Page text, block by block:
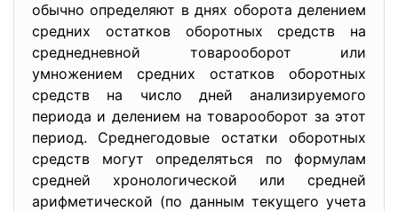
обычно определяют в днях оборота делением
средних остатков оборотных средств на
среднедневной товарооборот или
умножением средних остатков оборотных
средств на число дней анализируемого
периода и делением на товарооборот за этот
период. Среднегодовые остатки оборотных
средств могут определяться по формулам
средней хронологической или средней
арифметической (по данным текущего учета